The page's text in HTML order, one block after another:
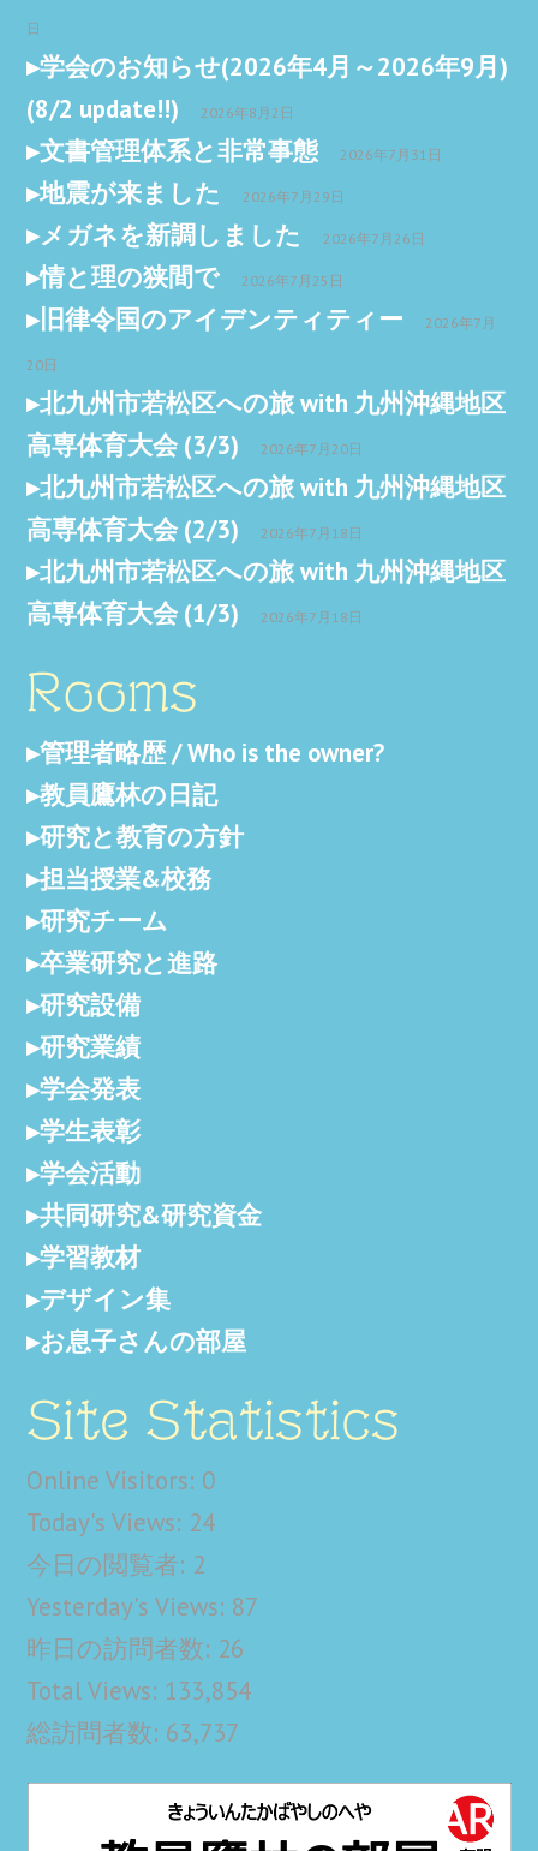
日
学会のお知らせ(2026年4月～2026年9月)
(8/2 update!!)
2026年8月2日
文書管理体系と非常事態 2026年7月31日
地震が来ました 2026年7月29日
メガネを新調しました 2026年7月26日
情と理の狭間で 2026年7月25日
旧律令国のアイデンティティー 2026年7月
20日
北九州市若松区への旅 with 九州沖縄地区
高専体育大会 (3/3)
2026年7月20日
北九州市若松区への旅 with 九州沖縄地区
高専体育大会 (2/3)
2026年7月18日
北九州市若松区への旅 with 九州沖縄地区
高専体育大会 (1/3)
2026年7月18日
Rooms
管理者略歴 / Who is the owner?
教員鷹林の日記
研究と教育の方針
担当授業&校務
研究チーム
卒業研究と進路
研究設備
研究業績
学会発表
学生表彰
学会活動
共同研究&研究資金
学習教材
デザイン集
お息子さんの部屋
Site Statistics
Online Visitors: 0
Today's Views: 24
今日の閲覧者: 2
Yesterday's Views: 87
昨日の訪問者数: 26
Total Views: 133,854
総訪問者数: 63,737